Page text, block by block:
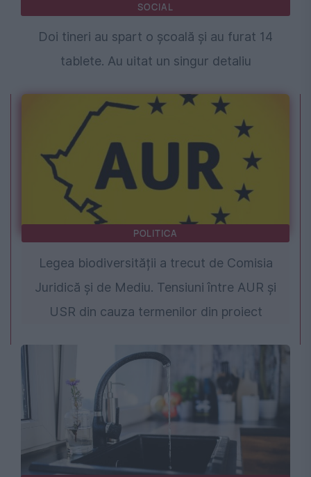
SOCIAL
Doi tineri au spart o școală și au furat 14
tablete. Au uitat un singur detaliu
POLITICA
Legea biodiversității a trecut de Comisia
Juridică și de Mediu. Tensiuni între AUR și
USR din cauza termenilor din proiect